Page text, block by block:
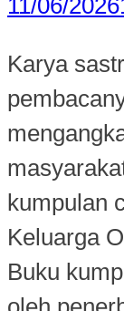
11/06/2026
Karya
kumpulan
Keluarga
Buku